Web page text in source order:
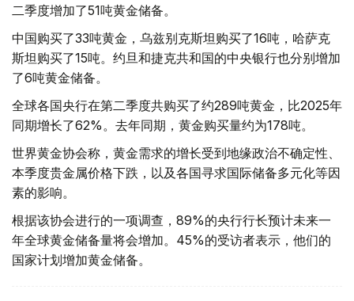
二季度增加了51吨黄金储备。
中国购买了33吨黄金，乌兹别克斯坦购买了16吨，哈萨克
斯坦购买了15吨。约旦和捷克共和国的中央银行也分别增加
了6吨黄金储备。
全球各国央行在第二季度共购买了约289吨黄金，比2025年
同期增长了62%。去年同期，黄金购买量约为178吨。
世界黄金协会称，黄金需求的增长受到地缘政治不确定性、
本季度贵金属价格下跌，以及各国寻求国际储备多元化等因
素的影响。
根据该协会进行的一项调查，89%的央行行长预计未来一
年全球黄金储备量将会增加。45%的受访者表示，他们的
国家计划增加黄金储备。